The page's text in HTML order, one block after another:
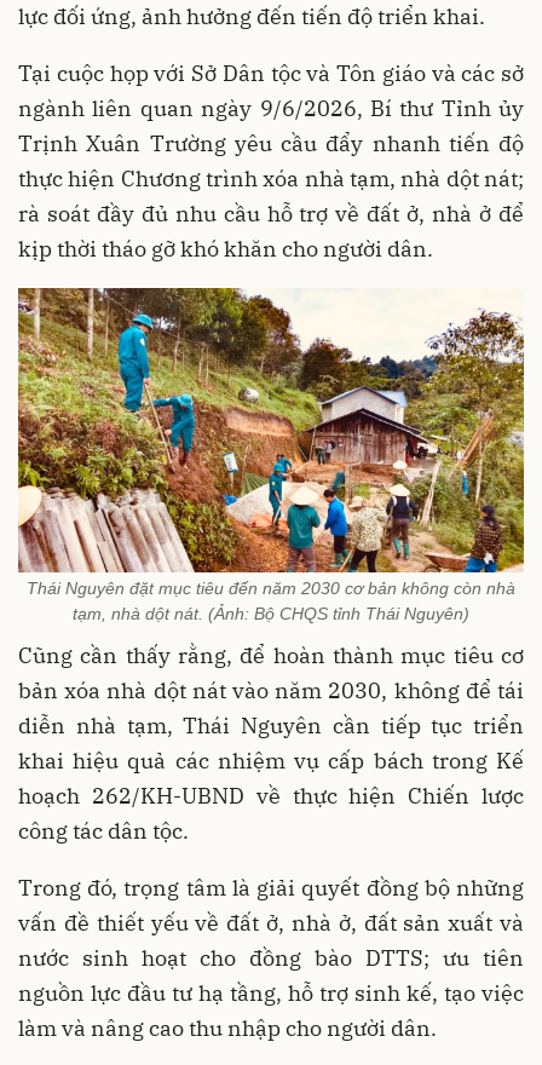
lực đối ứng, ảnh hưởng đến tiến độ triển khai.
Tại cuộc họp với Sở Dân tộc và Tôn giáo và các sở
ngành liên quan ngày 9/6/2026, Bí thư Tỉnh ủy
Trịnh Xuân Trường yêu cầu đẩy nhanh tiến độ
thực hiện Chương trình xóa nhà tạm, nhà dột nát;
rà soát đầy đủ nhu cầu hỗ trợ về đất ở, nhà ở để
kịp thời tháo gỡ khó khăn cho người dân.
Thái Nguyên đặt mục tiêu đến năm 2030 cơ bản không còn nhà
tạm, nhà dột nát. (Ảnh: Bộ CHQS tỉnh Thái Nguyên)
Cũng cần thấy rằng, để hoàn thành mục tiêu cơ
bản xóa nhà dột nát vào năm 2030, không để tái
diễn nhà tạm, Thái Nguyên cần tiếp tục triển
khai hiệu quả các nhiệm vụ cấp bách trong Kế
hoạch 262/KH-UBND về thực hiện Chiến lược
công tác dân tộc.
Trong đó, trọng tâm là giải quyết đồng bộ những
vấn đề thiết yếu về đất ở, nhà ở, đất sản xuất và
nước sinh hoạt cho đồng bào DTTS; ưu tiên
nguồn lực đầu tư hạ tầng, hỗ trợ sinh kế, tạo việc
làm và nâng cao thu nhập cho người dân.